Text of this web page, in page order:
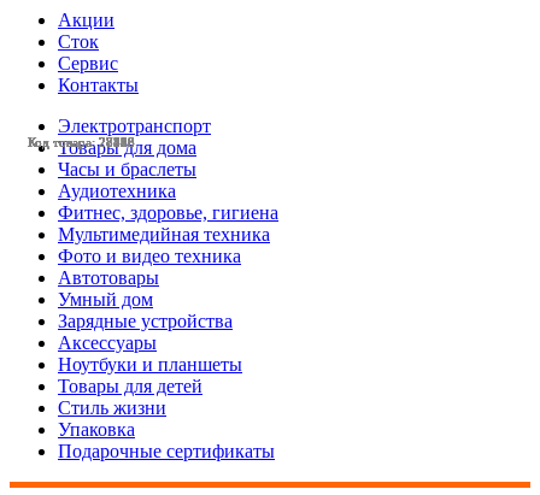
Код товара: 28119
Код товара: 28535
Код товара: 28456
Код товара: 28448
Код товара: 28258
Код товара: 28138
Код товара: 28118
Код товара: 27828
Код товара: 27826
Код товара: 27706
Код товара: 27593
Код товара: 27588
Акции
Сток
Сервис
Контакты
Электротранспорт
Товары для дома
Часы и браслеты
Аудиотехника
Фитнес, здоровье, гигиена
Мультимедийная техника
Фото и видео техника
Автотовары
Умный дом
Зарядные устройства
Аксессуары
Ноутбуки и планшеты
Товары для детей
Стиль жизни
Упаковка
Подарочные сертификаты